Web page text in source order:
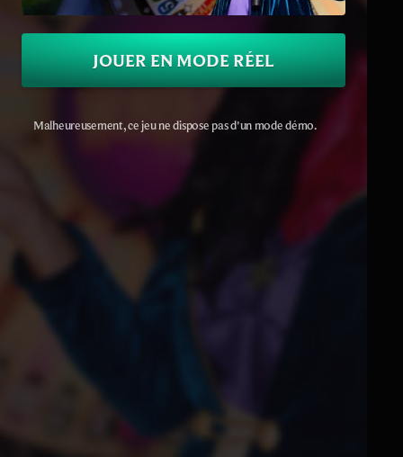
JOUER EN MODE RÉEL
Malheureusement, ce jeu ne dispose pas d'un mode démo.